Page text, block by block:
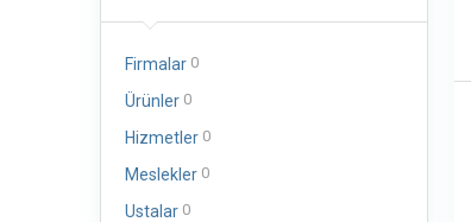
Firmalar 0
Ürünler 0
Hizmetler 0
Meslekler 0
Ustalar 0